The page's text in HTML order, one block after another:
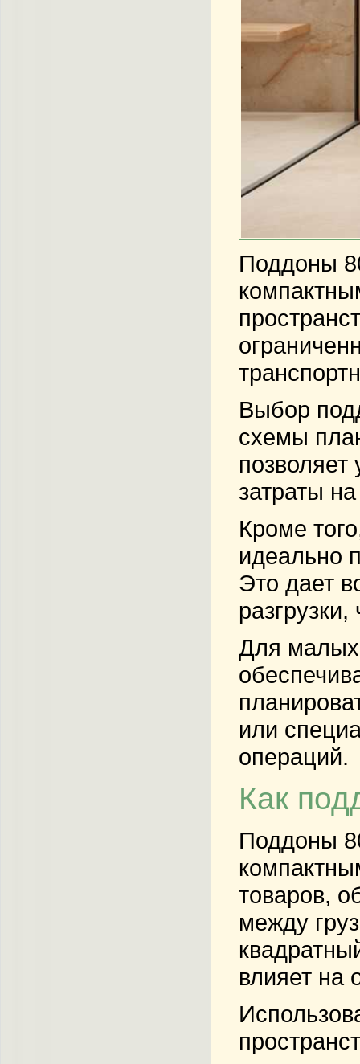
Поддоны
Выбор
схемы
затраты
Кроме
идеально
Это дает
Для малых
или
операций.
Как
Поддоны
товаров,
между
влияет на